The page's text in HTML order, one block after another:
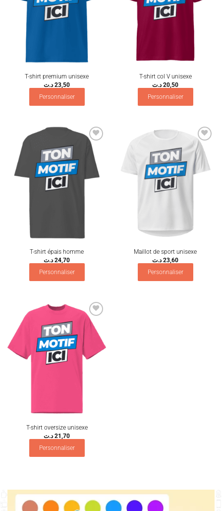
T-shirt premium unisexe
23,50 د.ت
Personnaliser
T-shirt col V unisexe
20,50 د.ت
Personnaliser
Ajouter
à la
wishlist
T-shirt épais homme
24,70 د.ت
Personnaliser
Ajouter
à la
wishlist
Maillot de sport unisexe
23,60 د.ت
Personnaliser
Ajouter
à la
wishlist
T-shirt oversize unisexe
21,70 د.ت
Personnaliser